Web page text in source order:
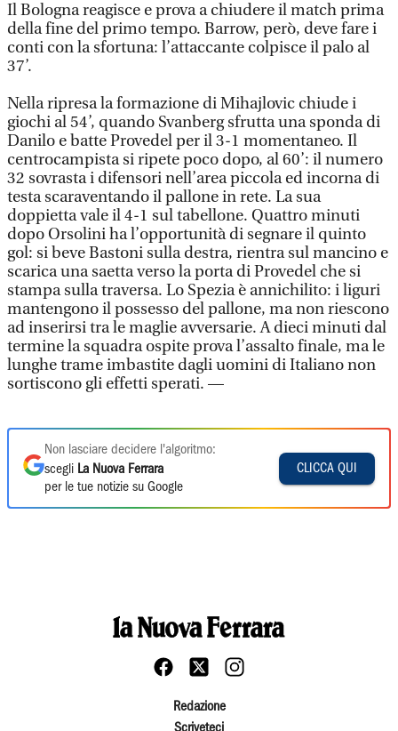
Il Bologna reagisce e prova a chiudere il match prima
della fine del primo tempo. Barrow, però, deve fare i
conti con la sfortuna: l’attaccante colpisce il palo al
37’.
Nella ripresa la formazione di Mihajlovic chiude i
giochi al 54’, quando Svanberg sfrutta una sponda di
Danilo e batte Provedel per il 3-1 momentaneo. Il
centrocampista si ripete poco dopo, al 60’: il numero
32 sovrasta i difensori nell’area piccola ed incorna di
testa scaraventando il pallone in rete. La sua
doppietta vale il 4-1 sul tabellone. Quattro minuti
dopo Orsolini ha l’opportunità di segnare il quinto
gol: si beve Bastoni sulla destra, rientra sul mancino e
scarica una saetta verso la porta di Provedel che si
stampa sulla traversa. Lo Spezia è annichilito: i liguri
mantengono il possesso del pallone, ma non riescono
ad inserirsi tra le maglie avversarie. A dieci minuti dal
termine la squadra ospite prova l’assalto finale, ma le
lunghe trame imbastite dagli uomini di Italiano non
sortiscono gli effetti sperati. —
Non lasciare decidere l'algoritmo:
scegli La Nuova Ferrara
per le tue notizie su Google
CLICCA QUI
Redazione
Scriveteci